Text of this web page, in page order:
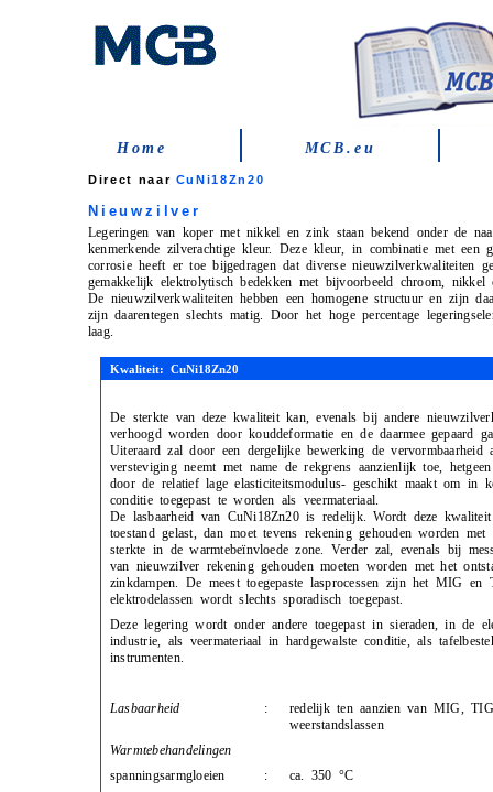
Home MCB.eu
Direct naar CuNi18Zn20
Nieuwzilver
Legeringen van koper met nikkel en zink staan bekend onder de
kenmerkende zilverachtige kleur. Deze kleur, in combinatie met een
corrosie heeft er toe bijgedragen dat diverse nieuwzilverkwaliteiten
gemakkelijk elektrolytisch bedekken met bijvoorbeeld chroom,
De nieuwzilverkwaliteiten hebben een homogene structuur en zijn
zijn daarentegen slechts matig. Door het hoge percentage
laag.
Kwaliteit: CuNi18Zn20
De sterkte van deze kwaliteit kan, evenals bij andere
verhoogd worden door kouddeformatie en de daarmee gepaard
Uiteraard zal door een dergelijke bewerking de vervormbaarheid
versteviging neemt met name de rekgrens aanzienlijk toe,
door de relatief lage elasticiteitsmodulus- geschikt maakt om in
conditie toegepast te worden als veermateriaal.
De lasbaarheid van CuNi18Zn20 is redelijk. Wordt deze
toestand gelast, dan moet tevens rekening gehouden worden
sterkte in de warmtebeïnvloede zone. Verder zal, evenals bij
van nieuwzilver rekening gehouden moeten worden met het
zinkdampen. De meest toegepaste lasprocessen zijn het MIG en
elektrodelassen wordt slechts sporadisch toegepast.
Deze legering wordt onder andere toegepast in sieraden, in de
industrie, als veermateriaal in hardgewalste conditie, als
instrumenten.
Lasbaarheid :
redelijk ten aanzien van MIG,
weerstandslassen
Warmtebehandelingen
spanningsarmgloeien
:
ca. 350 °C